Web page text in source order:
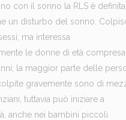
con il sonno la RLS è definita
un disturbo del sonno.
ma interessa
le donne di età compresa
la maggior parte delle
gravemente sono di
tuttavia può iniziare a
anche nei bambini piccoli.